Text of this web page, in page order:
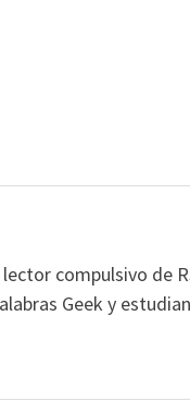
compulsivo de
Geek y